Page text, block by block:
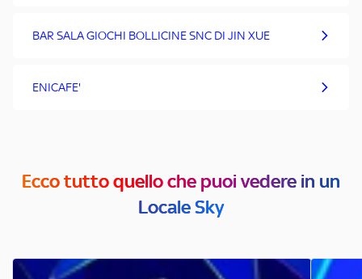
BAR SALA GIOCHI BOLLICINE SNC DI JIN XUE
ENICAFE'
Ecco tutto quello che puoi vedere in un
Locale Sky